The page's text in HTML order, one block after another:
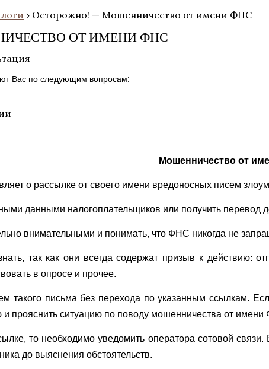
› Осторожно! — Мошенничество от имени ФНС
ОТ ИМЕНИ ФНС
Вас по следующим вопросам:
Мошенничество от
о рассылке от своего имени вредоносных писем
данными налогоплательщиков или получить перевод
внимательными и понимать, что ФНС никогда не
так как они всегда содержат призыв к действию:
в опросе и прочее.
такого письма без перехода по указанным ссылкам.
и прояснить ситуацию по поводу мошенничества от
то необходимо уведомить оператора сотовой
до выяснения обстоятельств.